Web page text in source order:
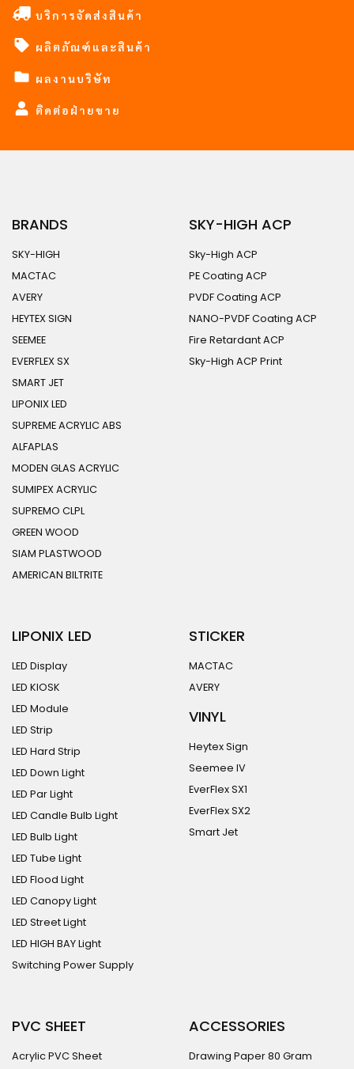
บริการจัดส่งสินค้า
ผลิตภัณฑ์และสินค้า
ผลงานบริษัท
ติดต่อฝ่ายขาย
BRANDS
SKY-HIGH
MACTAC
AVERY
HEYTEX SIGN
SEEMEE
EVERFLEX SX
SMART JET
LIPONIX LED
SUPREME ACRYLIC ABS
ALFAPLAS
MODEN GLAS ACRYLIC
SUMIPEX ACRYLIC
SUPREMO CLPL
GREEN WOOD
SIAM PLASTWOOD
AMERICAN BILTRITE
SKY-HIGH ACP
Sky-High ACP
PE Coating ACP
PVDF Coating ACP
NANO-PVDF Coating ACP
Fire Retardant ACP
Sky-High ACP Print
LIPONIX LED
LED Display
LED KIOSK
LED Module
LED Strip
LED Hard Strip
LED Down Light
LED Par Light
LED Candle Bulb Light
LED Bulb Light
LED Tube Light
LED Flood Light
LED Canopy Light
LED Street Light
LED HIGH BAY Light
Switching Power Supply
STICKER
MACTAC
AVERY
VINYL
Heytex Sign
Seemee IV
EverFlex SX1
EverFlex SX2
Smart Jet
PVC SHEET
Acrylic PVC Sheet
ACCESSORIES
Drawing Paper 80 Gram